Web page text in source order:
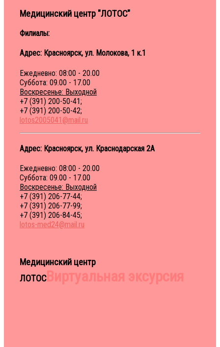
Медицинский центр "ЛОТОС"
Филиалы:
Адрес: Красноярск, ул. Молокова, 1 к.1
Ежедневно: 08:00 - 20.00
Суббота: 09.00 - 17.00
Воскресенье: Выходной
+7 (391) 200-50-41;
+7 (391) 200-50-42;
lotos2005041@mail.ru
Адрес: Красноярск, ул. Краснодарская 2A
Ежедневно: 08:00 - 20.00
Суббота: 09.00 - 17.00
Воскресенье: Выходной
+7 (391) 206-77-44;
+7 (391) 206-77-99;
+7 (391) 206-84-45;
lotos-med24@mail.ru
Медицинский центр
ЛОТОСВиртуальная эксурсия